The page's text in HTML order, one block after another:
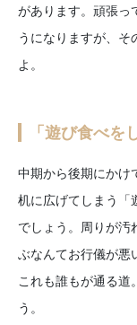
があります。頑張っ
うになりますが、そ
よ。
「遊び食べを
中期から後期にかけ
机に広げてしまう「
でしょう。周りが汚
ぶなんてお行儀が悪
これも誰もが通る道
う。